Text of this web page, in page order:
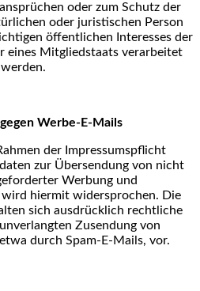
oder zum Schutz der
oder juristischen Person
öffentlichen Interesses der
eines Mitgliedstaats verarbeitet
werden.
Werbe-E-Mails
der Impressumspflicht
zur Übersendung von nicht
Werbung und
hiermit widersprochen. Die
sich ausdrücklich rechtliche
Zusendung von
durch Spam-E-Mails, vor.